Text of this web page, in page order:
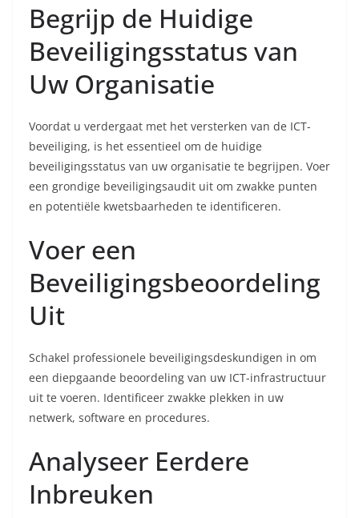
Begrijp de Huidige
Beveiligingsstatus van
Uw Organisatie
Voordat u verdergaat met het versterken van de ICT-
beveiliging, is het essentieel om de huidige
beveiligingsstatus van uw organisatie te begrijpen. Voer
een grondige beveiligingsaudit uit om zwakke punten
en potentiële kwetsbaarheden te identificeren.
Voer een
Beveiligingsbeoordeling
Uit
Schakel professionele beveiligingsdeskundigen in om
een diepgaande beoordeling van uw ICT-infrastructuur
uit te voeren. Identificeer zwakke plekken in uw
netwerk, software en procedures.
Analyseer Eerdere
Inbreuken